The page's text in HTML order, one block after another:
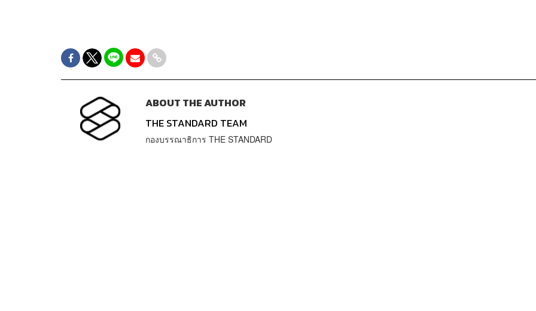
ABOUT THE AUTHOR
THE STANDARD TEAM
กองบรรณาธิการ THE STANDARD